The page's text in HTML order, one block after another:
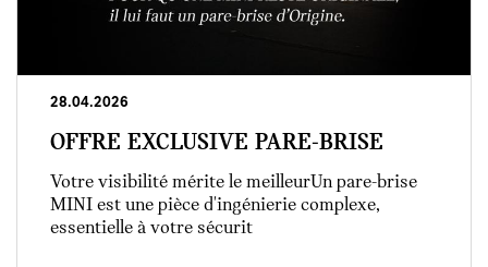
28.04.2026
OFFRE EXCLUSIVE PARE-BRISE
Votre visibilité mérite le meilleurUn pare-brise
MINI est une pièce d'ingénierie complexe,
essentielle à votre sécurit